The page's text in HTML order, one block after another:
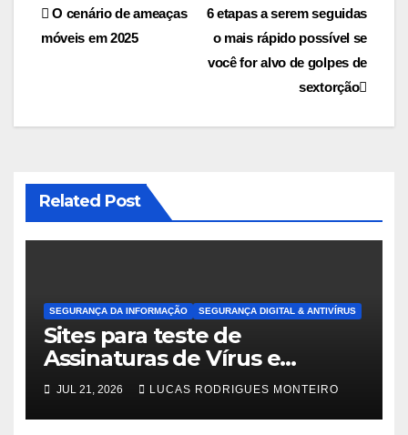
Navegação
6 etapas a serem seguidas
o mais rápido possível se
você for alvo de golpes de
sextorção
O cenário de ameaças
móveis em 2025
Related Post
SEGURANÇA DA INFORMAÇÃO SEGURANÇA DIGITAL & ANTIVÍRUS
Sites para teste de
Assinaturas de Vírus e
Malwares
JUL 21, 2026 LUCAS RODRIGUES MONTEIRO